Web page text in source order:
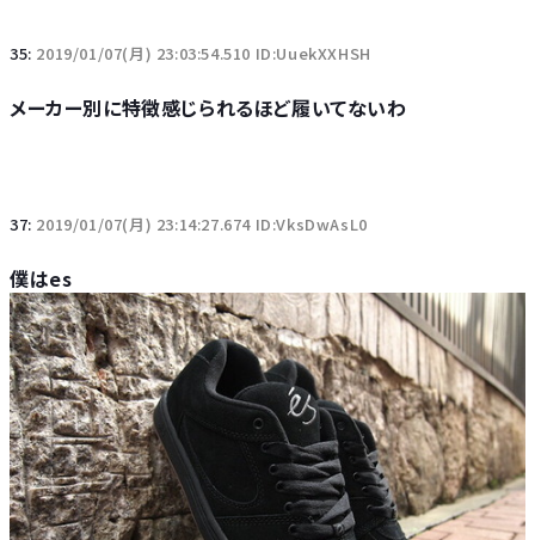
35: 2019/01/07(月) 23:03:54.510 ID:UuekXXHSH
メーカー別に特徴感じられるほど履いてないわ
37: 2019/01/07(月) 23:14:27.674 ID:VksDwAsL0
僕はes